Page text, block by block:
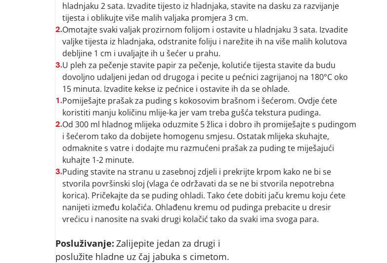
hladnjaku 2 sata. Izvadite tijesto iz hladnjaka, stavite na dasku za razvijanje
tijesta i oblikujte više malih valjaka promjera 3 cm.
2.Omotajte svaki valjak prozirnom folijom i ostavite u hladnjaku 3 sata. Izvadite
valjke tijesta iz hladnjaka, odstranite foliju i narežite ih na više malih kolutova
debljine 1 cm i uvaljajte ih u šećer u prahu.
3.U pleh za pečenje stavite papir za pečenje, kolutiće tijesta stavite da budu
dovoljno udaljeni jedan od drugoga i pecite u pećnici zagrijanoj na 180°C oko
15 minuta. Izvadite kekse iz pećnice i ostavite ih da se ohlade.
1.Pomiješajte prašak za puding s kokosovim brašnom i šećerom. Ovdje ćete
koristiti manju količinu mlije-ka jer vam treba gušća tekstura pudinga.
2.Od 300 ml hladnog mlijeka oduzmite 5 žlica i dobro ih promiješajte s pudingom
i šećerom tako da dobijete homogenu smjesu. Ostatak mlijeka skuhajte,
odmaknite s vatre i dodajte mu razmućeni prašak za puding te miješajući
kuhajte 1-2 minute.
3.Puding stavite na stranu u zasebnoj zdjeli i prekrijte krpom kako ne bi se
stvorila površinski sloj (vlaga će održavati da se ne bi stvorila nepotrebna
korica). Pričekajte da se puding ohladi. Tako ćete dobiti jaču kremu koju ćete
nanijeti između kolačića. Ohlađenu kremu od pudinga prebacite u dresir
vrećicu i nanosite na svaki drugi kolačić tako da svaki ima svoga para.
Posluživanje: Zalijepite jedan za drugi i
poslužite hladne uz čaj jabuka s cimetom.